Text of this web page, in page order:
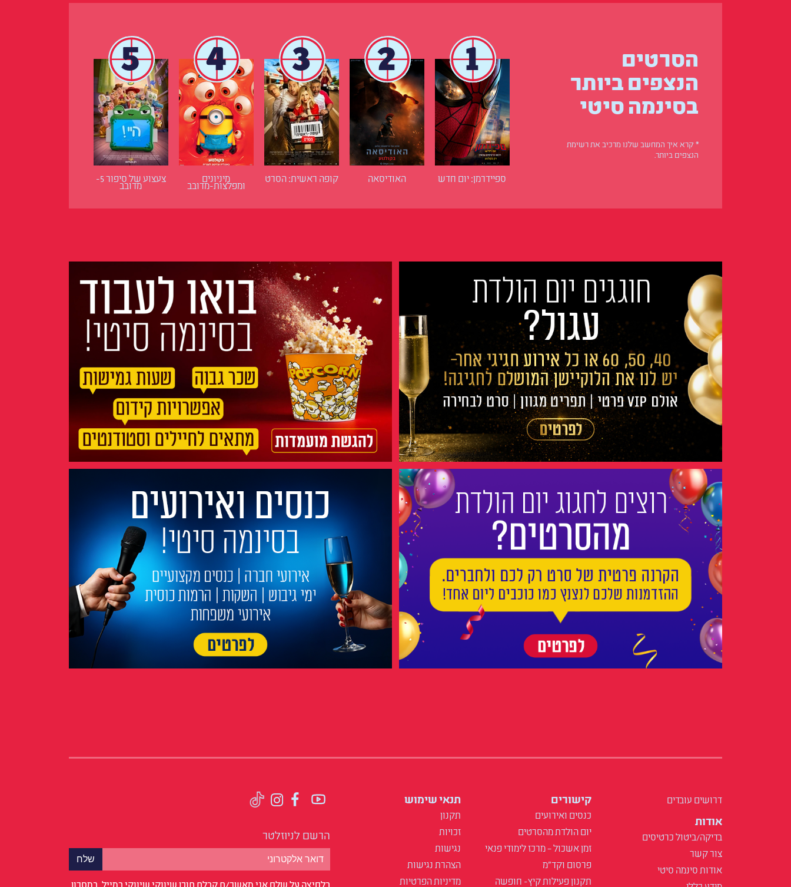
הסרטים
הנצפים ביותר
בסינמה סיטי
* קרא איך המחשב שלנו מרכיב את רשימת
הנצפים ביותר.
1
ספיידרמן: יום חדש
2
האודיסאה
3
קופה ראשית: הסרט
4
מיניונים
ומפלצות-מדובב
5
צעצוע של סיפור 5-
מדובב
דרושים עובדים
אודות
בדיקה/ביטול כרטיסים
צור קשר
אודות סינמה סיטי
קישורים
כנסים ואירועים
יום הולדת מהסרטים
זמן אשכול – מרכז לימודי פנאי
פרסום וקד"מ
תקנון פעילות קיץ- חופשה
תנאי שימוש
תקנון
זכויות
נגישות
הצהרת נגישות
מדיניות הפרטיות
הרשם לניוזלטר
בלחיצה על שלח אני מאשר/ת קבלת תוכן שיווקי שיווקי במייל, במסרון